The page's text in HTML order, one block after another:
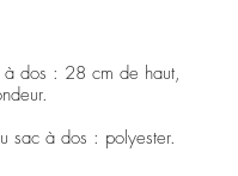
à dos : 28 cm de haut,
sac à dos : polyester.